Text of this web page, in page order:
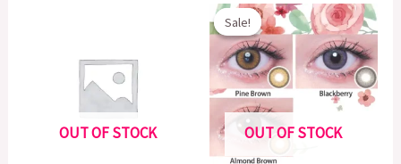
OUT OF STOCK
Sale!
OUT OF STOCK
Sale!
Original
price
was:
$200.00.
Current
price
is:
$50.00.